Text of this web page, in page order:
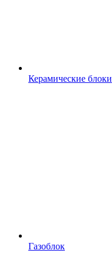
Керамические блоки
Газоблок